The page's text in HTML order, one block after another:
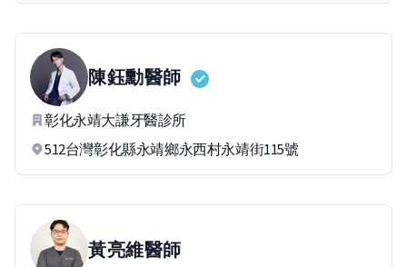
陳鈺勳醫師
彰化永靖大謙牙醫診所
512台灣彰化縣永靖鄉永西村永靖街115號
黃亮維醫師